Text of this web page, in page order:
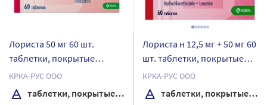
Лориста 50 мг 60 шт.
таблетки, покрытые
пленочной оболочкой
КРКА-РУС ООО
таблетки, покрытые пленочной оболочкой
Лориста н 12,5 мг + 50 мг 60
шт. таблетки, покрытые
пленочной оболочкой
КРКА-РУС ООО
таблетки, покрытые пленочной оболочкой